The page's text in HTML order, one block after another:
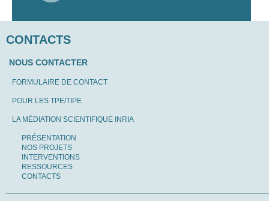
CONTACTS
NOUS CONTACTER
FORMULAIRE DE CONTACT
POUR LES TPE/TIPE
LA MÉDIATION SCIENTIFIQUE INRIA
PRÉSENTATION
NOS PROJETS
INTERVENTIONS
RESSOURCES
CONTACTS